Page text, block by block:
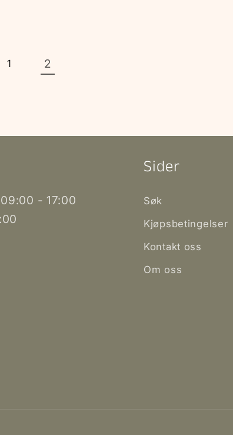
1 2
- 17:00
Sider
Søk
Kjøpsbetingelser
Kontakt oss
Om oss